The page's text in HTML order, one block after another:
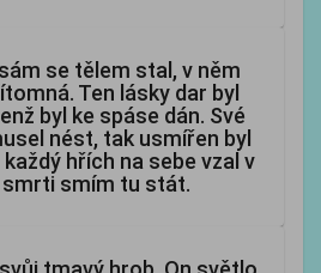
se tělem stal, v něm
Ten lásky dar byl
byl ke spáse dán. Své
nést, tak usmířen byl
každý hřích na sebe vzal v
smím tu stát.